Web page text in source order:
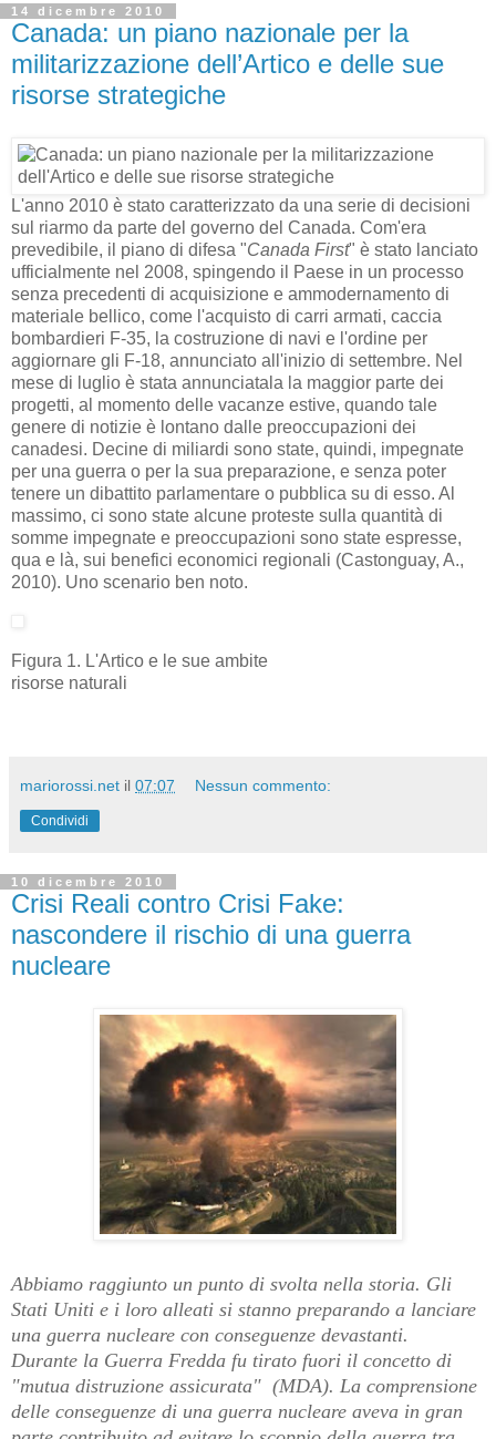
14 dicembre 2010
Canada: un piano nazionale per la
militarizzazione dell’Artico e delle sue
risorse strategiche
L'anno 2010 è stato caratterizzato da una serie di decisioni
sul riarmo da parte del governo del Canada. Com'era
prevedibile, il piano di difesa "Canada First" è stato lanciato
ufficialmente nel 2008, spingendo il Paese in un processo
senza precedenti di acquisizione e ammodernamento di
materiale bellico, come l'acquisto di carri armati, caccia
bombardieri F-35, la costruzione di navi e l'ordine per
aggiornare gli F-18, annunciato all'inizio di settembre. Nel
mese di luglio è stata annunciatala la maggior parte dei
progetti, al momento delle vacanze estive, quando tale
genere di notizie è lontano dalle preoccupazioni dei
canadesi. Decine di miliardi sono state, quindi, impegnate
per una guerra o per la sua preparazione, e senza poter
tenere un dibattito parlamentare o pubblica su di esso. Al
massimo, ci sono state alcune proteste sulla quantità di
somme impegnate e preoccupazioni sono state espresse,
qua e là, sui benefici economici regionali (Castonguay, A.,
2010). Uno scenario ben noto.
Figura 1. L'Artico e le sue ambite
risorse naturali
mariorossi.net il 07:07 Nessun commento:
Condividi
10 dicembre 2010
Crisi Reali contro Crisi Fake:
nascondere il rischio di una guerra
nucleare
Abbiamo raggiunto un punto di svolta nella storia. Gli
Stati Uniti e i loro alleati si stanno preparando a lanciare
una guerra nucleare con conseguenze devastanti.
Durante la Guerra Fredda fu tirato fuori il concetto di
"mutua distruzione assicurata" (MDA). La comprensione
delle conseguenze di una guerra nucleare aveva in gran